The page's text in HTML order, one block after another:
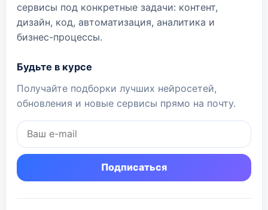
сервисы под конкретные задачи: контент,
дизайн, код, автоматизация, аналитика и
бизнес-процессы.
Будьте в курсе
Получайте подборки лучших нейросетей,
обновления и новые сервисы прямо на почту.
Подписаться